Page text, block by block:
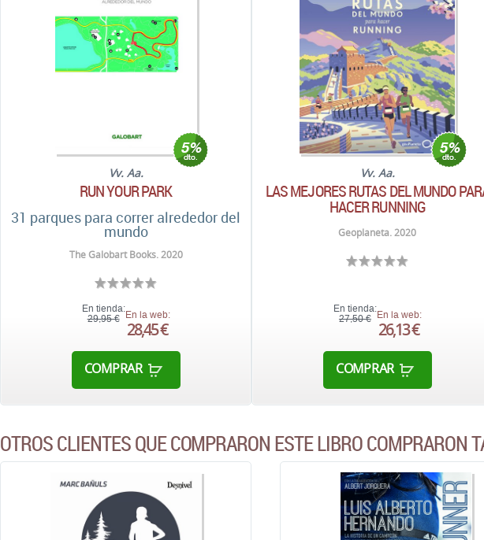
Vv. Aa.
RUN YOUR PARK
31 parques para correr alrededor del
mundo
The Galobart Books. 2020
En tienda:
29,95 € En la web:
28,45 €
COMPRAR
Vv. Aa.
LAS MEJORES RUTAS DEL MUNDO
HACER RUNNING
Geoplaneta. 2020
En tienda:
27,50 € En la web:
26,13 €
COMPRAR
OTROS CLIENTES QUE COMPRARON ESTE LIBRO COMPRARON